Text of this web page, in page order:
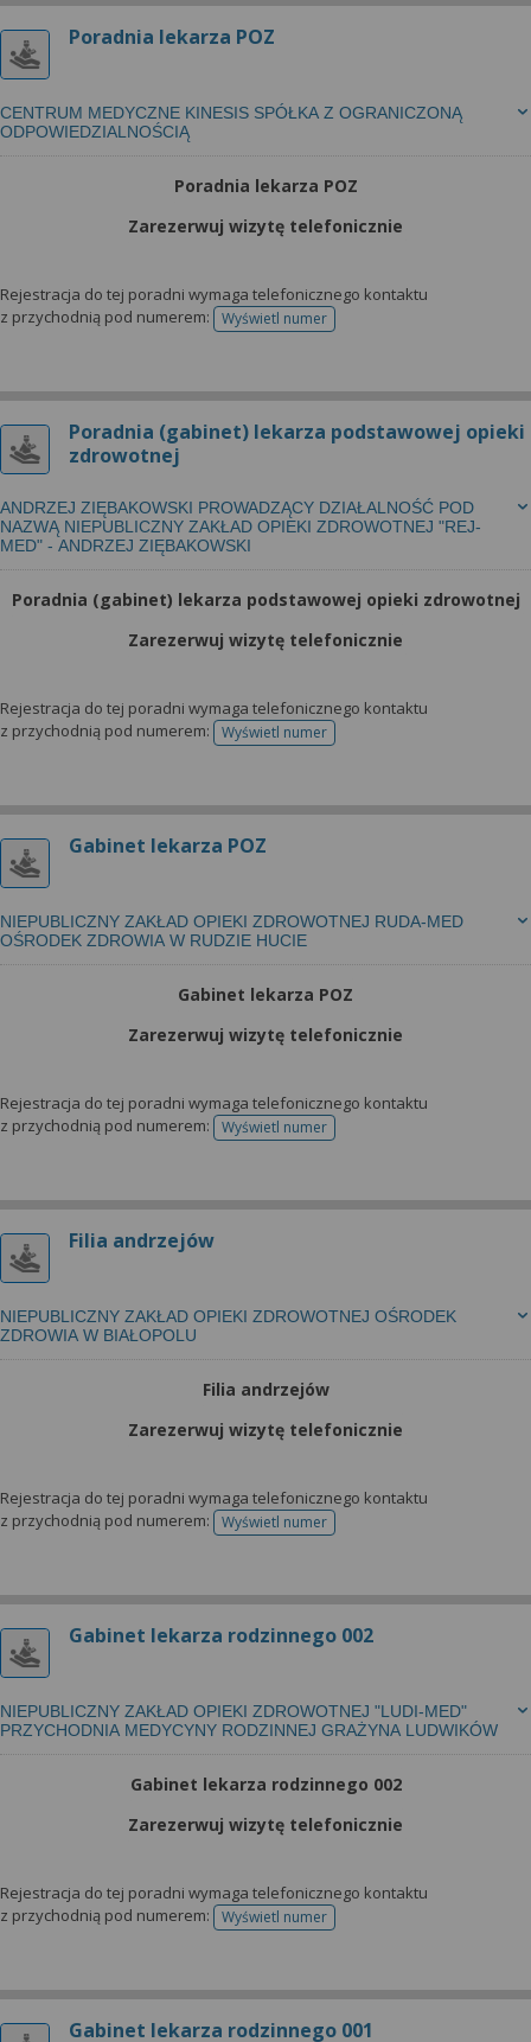
Poradnia lekarza POZ
CENTRUM MEDYCZNE KINESIS SPÓŁKA Z OGRANICZONĄ
ODPOWIEDZIALNOŚCIĄ
Poradnia lekarza POZ
Zarezerwuj wizytę telefonicznie
Rejestracja do tej poradni wymaga telefonicznego kontaktu
z przychodnią pod numerem:
Wyświetl numertelefonu do rejestracji
Poradnia (gabinet) lekarza podstawowej opieki
zdrowotnej
ANDRZEJ ZIĘBAKOWSKI PROWADZĄCY DZIAŁALNOŚĆ POD
NAZWĄ NIEPUBLICZNY ZAKŁAD OPIEKI ZDROWOTNEJ "REJ-
MED" - ANDRZEJ ZIĘBAKOWSKI
Poradnia (gabinet) lekarza podstawowej opieki zdrowotnej
Zarezerwuj wizytę telefonicznie
Rejestracja do tej poradni wymaga telefonicznego kontaktu
z przychodnią pod numerem:
Wyświetl numertelefonu do rejestracji
Gabinet lekarza POZ
NIEPUBLICZNY ZAKŁAD OPIEKI ZDROWOTNEJ RUDA-MED
OŚRODEK ZDROWIA W RUDZIE HUCIE
Gabinet lekarza POZ
Zarezerwuj wizytę telefonicznie
Rejestracja do tej poradni wymaga telefonicznego kontaktu
z przychodnią pod numerem:
Wyświetl numertelefonu do rejestracji
Filia andrzejów
NIEPUBLICZNY ZAKŁAD OPIEKI ZDROWOTNEJ OŚRODEK
ZDROWIA W BIAŁOPOLU
Filia andrzejów
Zarezerwuj wizytę telefonicznie
Rejestracja do tej poradni wymaga telefonicznego kontaktu
z przychodnią pod numerem:
Wyświetl numertelefonu do rejestracji
Gabinet lekarza rodzinnego 002
NIEPUBLICZNY ZAKŁAD OPIEKI ZDROWOTNEJ "LUDI-MED"
PRZYCHODNIA MEDYCYNY RODZINNEJ GRAŻYNA LUDWIKÓW
Gabinet lekarza rodzinnego 002
Zarezerwuj wizytę telefonicznie
Rejestracja do tej poradni wymaga telefonicznego kontaktu
z przychodnią pod numerem:
Wyświetl numertelefonu do rejestracji
Gabinet lekarza rodzinnego 001